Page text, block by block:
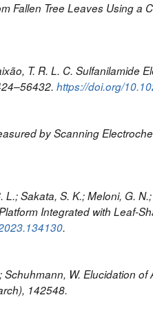
Fallen Tree Leaves Using a
T. R. L. C. Sulfanilamide
https://doi.org/
by Scanning
Sakata, S. K.; Meloni, G.
Integrated with Leaf-
.
W. Elucidation of
142548.